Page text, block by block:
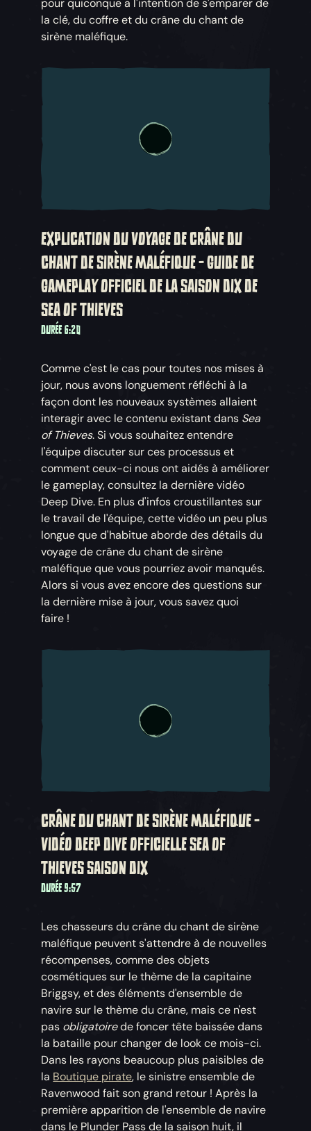
pour quiconque a l'intention de s'emparer de
la clé, du coffre et du crâne du chant de
sirène maléfique.
EXPLICATION DU VOYAGE DE CRÂNE DU
CHANT DE SIRÈNE MALÉFIQUE - GUIDE DE
GAMEPLAY OFFICIEL DE LA SAISON DIX DE
SEA OF THIEVES
DURÉE 6:20
Comme c'est le cas pour toutes nos mises à
jour, nous avons longuement réfléchi à la
façon dont les nouveaux systèmes allaient
interagir avec le contenu existant dans Sea
of Thieves. Si vous souhaitez entendre
l'équipe discuter sur ces processus et
comment ceux-ci nous ont aidés à améliorer
le gameplay, consultez la dernière vidéo
Deep Dive. En plus d'infos croustillantes sur
le travail de l'équipe, cette vidéo un peu plus
longue que d'habitue aborde des détails du
voyage de crâne du chant de sirène
maléfique que vous pourriez avoir manqués.
Alors si vous avez encore des questions sur
la dernière mise à jour, vous savez quoi
faire !
CRÂNE DU CHANT DE SIRÈNE MALÉFIQUE -
VIDÉO DEEP DIVE OFFICIELLE SEA OF
THIEVES SAISON DIX
DURÉE 9:57
Les chasseurs du crâne du chant de sirène
maléfique peuvent s'attendre à de nouvelles
récompenses, comme des objets
cosmétiques sur le thème de la capitaine
Briggsy, et des éléments d'ensemble de
navire sur le thème du crâne, mais ce n'est
pas obligatoirede foncer tête baissée dans
la bataille pour changer de look ce mois-ci.
Dans les rayons beaucoup plus paisibles de
la Boutique pirate, le sinistre ensemble de
Ravenwood fait son grand retour ! Après la
première apparition de l'ensemble de navire
dans le Plunder Pass de la saison huit, il